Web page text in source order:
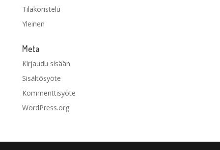
Tilakoristelu
Yleinen
Meta
Kirjaudu sisään
Sisältösyöte
Kommenttisyöte
WordPress.org